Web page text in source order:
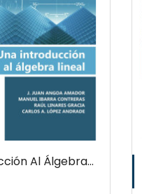
Al Álgebra...
WISHLIST